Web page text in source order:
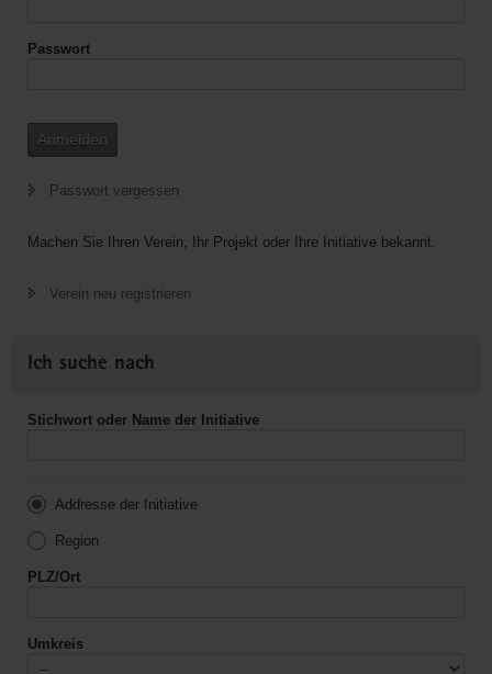
Passwort
Anmelden
Passwort vergessen
Machen Sie Ihren Verein, Ihr Projekt oder Ihre Initiative bekannt.
Verein neu registrieren
Ich suche nach
Stichwort oder Name der Initiative
Addresse der Initiative
Region
PLZ/Ort
Umkreis